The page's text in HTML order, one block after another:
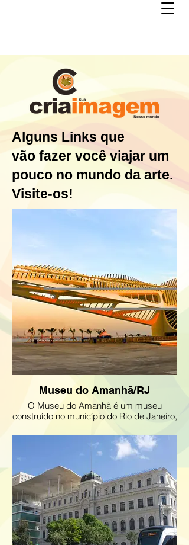
Alguns Links que
vão fazer você viajar um
pouco no mundo da arte.
Visite-os!
Museu do Amanhã/RJ
O Museu do Amanhã é um museu
construído no município do Rio de Janeiro,
O prédio, projeto do arquiteto espanhol
Santiago Calatrava, foi erguido ao lado da
Praça Mauá, na zona portuária (mais
precisamente no Píer Mauá). Sua
construção teve o apoio da Fundação
Roberto Marinho. O edifício foi inaugurado
em 17 de dezembro de 2015 e recebeu
cerca de 25 mil visitantes em seu primeiro
fim de semana de funcionamento.
O antigo píer desativado passou a abrigar